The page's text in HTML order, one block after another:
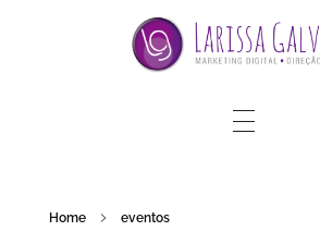
Home eventos